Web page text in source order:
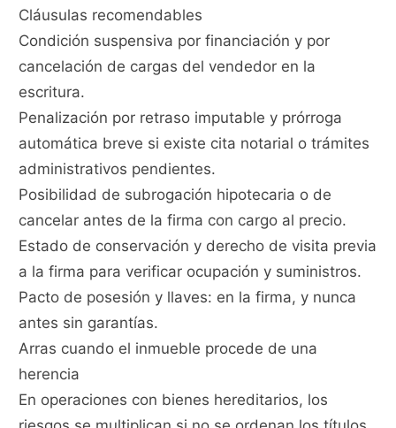
Cláusulas recomendables
Condición suspensiva por financiación y por
cancelación de cargas del vendedor en la
escritura.
Penalización por retraso imputable y prórroga
automática breve si existe cita notarial o trámites
administrativos pendientes.
Posibilidad de subrogación hipotecaria o de
cancelar antes de la firma con cargo al precio.
Estado de conservación y derecho de visita previa
a la firma para verificar ocupación y suministros.
Pacto de posesión y llaves: en la firma, y nunca
antes sin garantías.
Arras cuando el inmueble procede de una
herencia
En operaciones con bienes hereditarios, los